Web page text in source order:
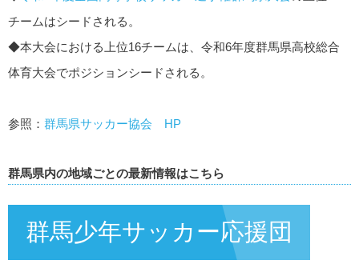
チームはシードされる。
◆本大会における上位16チームは、令和6年度群馬県高校総合
体育大会でポジションシードされる。
参照： 群馬県サッカー協会 HP
群馬県内の地域ごとの最新情報はこちら
群馬少年サッカー応援団